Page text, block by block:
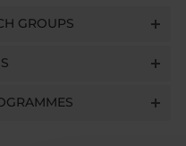
GROUPS